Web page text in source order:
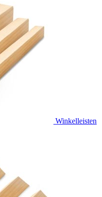
Winkelleisten